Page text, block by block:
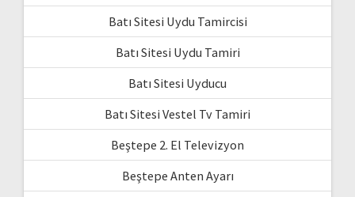
Batı Sitesi Uydu Tamircisi
Batı Sitesi Uydu Tamiri
Batı Sitesi Uyducu
Batı Sitesi Vestel Tv Tamiri
Beştepe 2. El Televizyon
Beştepe Anten Ayarı